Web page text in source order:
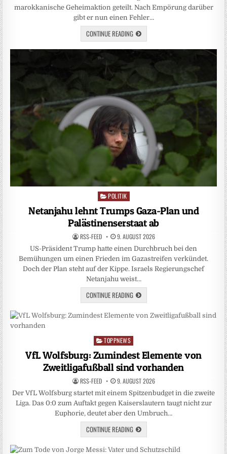
marokkanische Geheimaktion geteilt. Nach Empörung darüber
gibt er nun einen Fehler…
CONTINUE READING
Posted
in
POLITIK
Netanjahu lehnt Trumps Gaza-Plan und
Palästinenserstaat ab
RSS-FEED 9. AUGUST 2026
US-Präsident Trump hatte einen Durchbruch bei den
Bemühungen um einen Frieden im Gazastreifen verkündet.
Doch der Plan steht auf der Kippe. Israels Regierungschef
Netanjahu weist…
CONTINUE READING
Posted
in
TOPPNEWS
VfL Wolfsburg: Zumindest Elemente von
Zweitligafußball sind vorhanden
RSS-FEED 9. AUGUST 2026
Der VfL Wolfsburg startet mit einem Spitzenbudget in die zweite
Liga. Das 0:0 zum Auftakt gegen Kaiserslautern taugt nicht zur
Euphorie, deutet aber den Umbruch…
CONTINUE READING